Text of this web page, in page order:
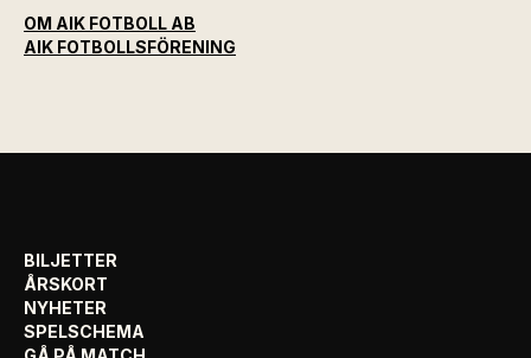
OM AIK FOTBOLL AB
AIK FOTBOLLSFÖRENING
BILJETTER
ÅRSKORT
NYHETER
SPELSCHEMA